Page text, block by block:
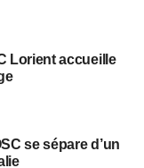
Lorient accueille
se sépare d’un